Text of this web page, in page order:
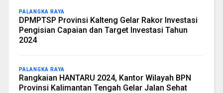
PALANGKA RAYA
DPMPTSP Provinsi Kalteng Gelar Rakor Investasi
Pengisian Capaian dan Target Investasi Tahun
2024
PALANGKA RAYA
Rangkaian HANTARU 2024, Kantor Wilayah BPN
Provinsi Kalimantan Tengah Gelar Jalan Sehat